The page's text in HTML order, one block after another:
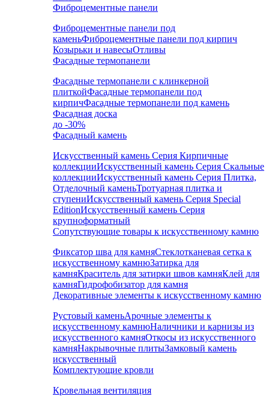
Фиброцементные панели
Фиброцементные панели под
каменьФиброцементные панели под кирпич
Козырьки и навесыОтливы
Фасадные термопанели
Фасадные термопанели с клинкерной
плиткойФасадные термопанели под
кирпичФасадные термопанели под камень
Фасадная доска
до -30%
Фасадный камень
Искусственный камень Серия Кирпичные
коллекцииИскусственный камень Серия Скальные
коллекцииИскусственный камень Серия Плитка,
Отделочный каменьТротуарная плитка и
ступениИскусственный камень Серия Special
EditionИскусственный камень Серия
крупноформатный
Сопутствующие товары к искусственному камню
Фиксатор шва для камняСтеклотканевая сетка к
искусственному камнюЗатирка для
камняКраситель для затирки швов камняКлей для
камняГидрофобизатор для камня
Декоративные элементы к искусственному камню
Рустовый каменьАрочные элементы к
искусственному камнюНаличники и карнизы из
искусственного камняОткосы из искусственного
камняНакрывочные плитыЗамковый камень
искусственный
Комплектующие кровли
Кровельная вентиляция